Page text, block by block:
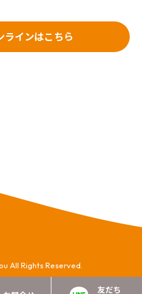
ラインはこちら
All Rights Reserved.